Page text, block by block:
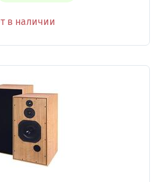
в наличии